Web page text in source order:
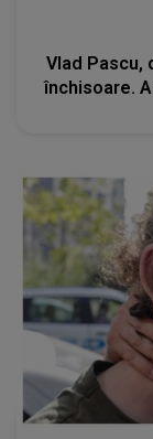
Vlad Pascu,
închisoare.